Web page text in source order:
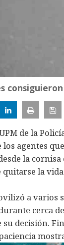
de la
los agentes
la
la
a varios
cerca
su decisión.